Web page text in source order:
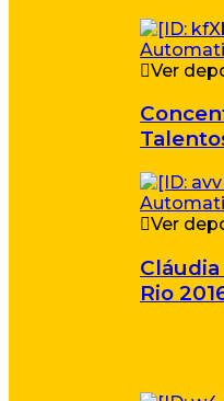
Ver
Ver
Rio